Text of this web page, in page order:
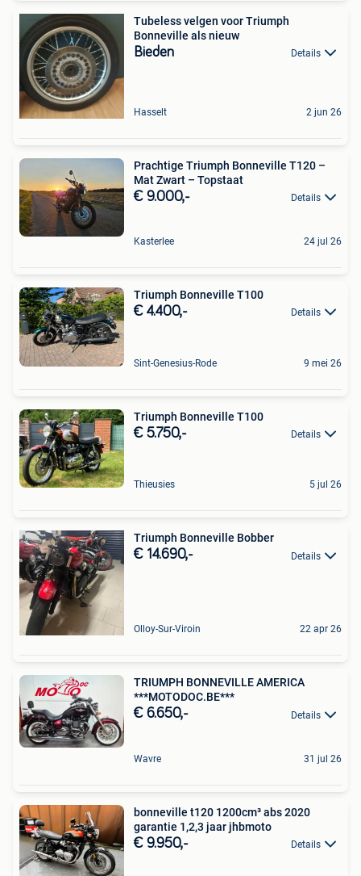
Tubeless velgen voor Triumph
Bonneville als nieuw
Bieden Details
Hasselt 2 jun 26
Prachtige Triumph Bonneville T120 –
Mat Zwart – Topstaat️
€ 9.000,- Details
Kasterlee 24 jul 26
Triumph Bonneville T100
€ 4.400,- Details
Sint-Genesius-Rode 9 mei 26
Triumph Bonneville T100
€ 5.750,- Details
Thieusies 5 jul 26
Triumph Bonneville Bobber
€ 14.690,- Details
Olloy-Sur-Viroin 22 apr 26
TRIUMPH BONNEVILLE AMERICA
***MOTODOC.BE***
€ 6.650,- Details
Wavre 31 jul 26
bonneville t120 1200cm³ abs 2020
garantie 1,2,3 jaar jhbmoto
€ 9.950,- Details